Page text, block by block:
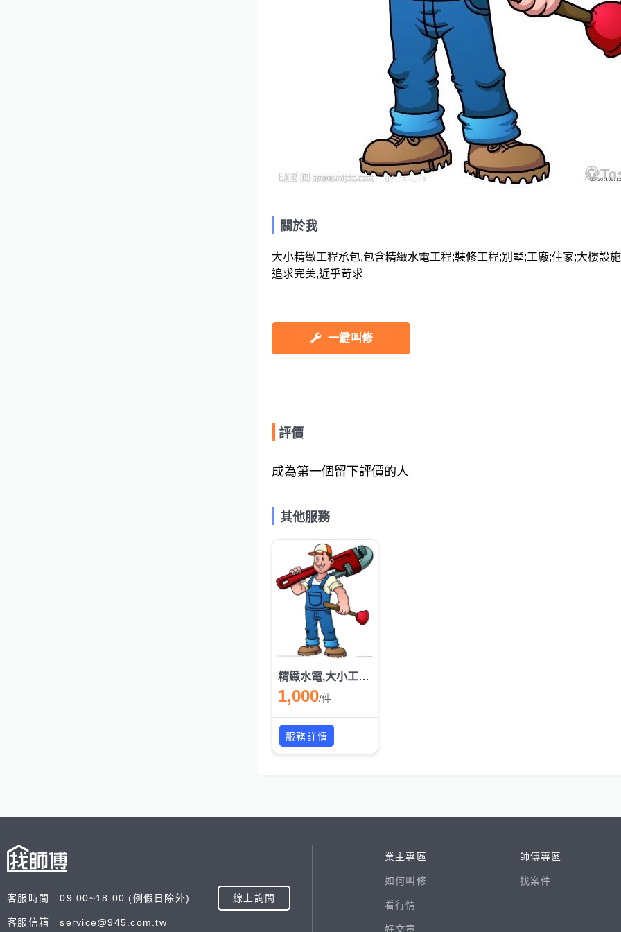
關於我
大小精緻工程承包,包含精緻水電工程;裝修工程;別墅;工廠;住家;大樓設
追求完美,近乎苛求
一鍵叫修
評價
成為第一個留下評價的人
其他服務
精緻水電,大小工程承包
1,000/件
服務詳情
客服時間 09:00~18:00 (例假日除外) 線上詢問
客服信箱 service@945.com.tw
業主專區
如何叫修
看行情
好文章
師傅專區
找案件